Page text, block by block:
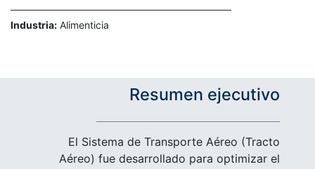
Industria: Alimenticia
Resumen ejecutivo
El Sistema de Transporte Aéreo (Tracto
Aéreo) fue desarrollado para optimizar el